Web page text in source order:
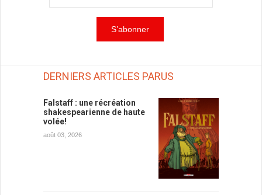
DERNIERS ARTICLES PARUS
Falstaff : une récréation
shakespearienne de haute
volée!
août 03, 2026